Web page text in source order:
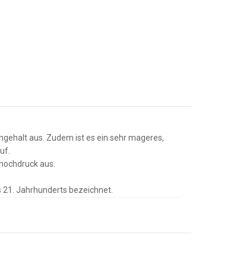
aus. Zudem ist es ein sehr mageres,
aus.
Jahrhunderts bezeichnet.